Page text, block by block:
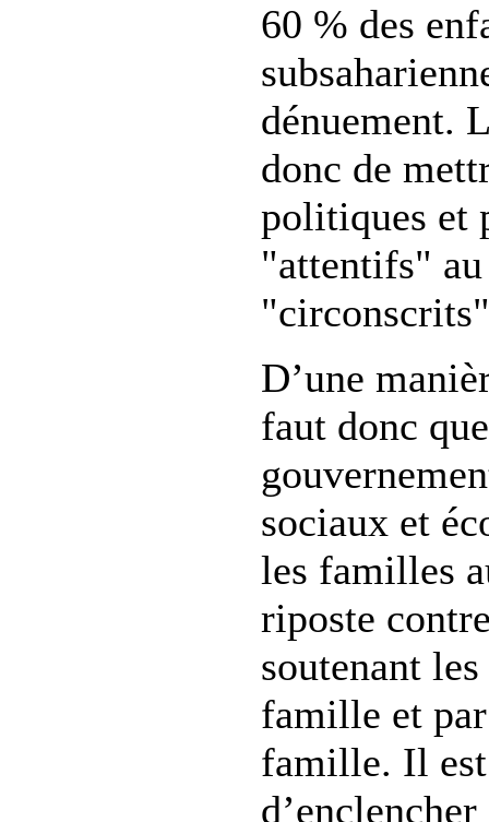
60 % des
dénuement.
donc de
politiques et
"attentifs"
D’une
faut donc
sociaux et
les familles
riposte
soutenant
famille et
famille. Il